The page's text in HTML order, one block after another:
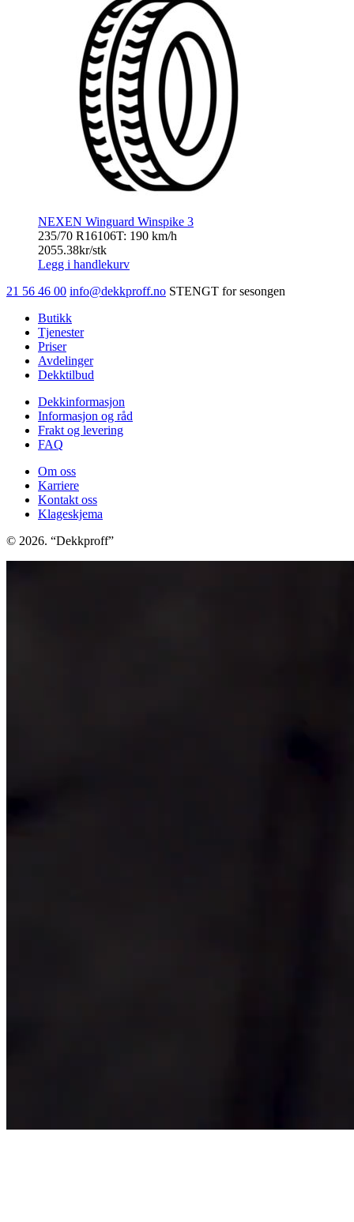
NEXEN Winguard Winspike 3
235/70 R16106T: 190 km/h
2055.38kr/stk
Legg i handlekurv
21 56 46 00 info@dekkproff.no STENGT for sesongen
Butikk
Tjenester
Priser
Avdelinger
Dekktilbud
Dekkinformasjon
Informasjon og råd
Frakt og levering
FAQ
Om oss
Karriere
Kontakt oss
Klageskjema
© 2026. “Dekkproff”